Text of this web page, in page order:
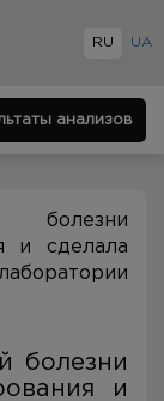
RU UA
анализов
болезни
и